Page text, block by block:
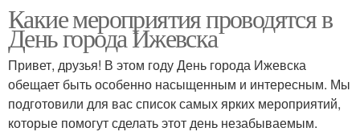
Какие мероприятия проводятся в
День города Ижевска
Привет, друзья! В этом году День города Ижевска
обещает быть особенно насыщенным и интересным. Мы
подготовили для вас список самых ярких мероприятий,
которые помогут сделать этот день незабываемым.